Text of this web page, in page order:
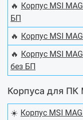
🔥 Корпус MSI
БП
🔥 Корпус MSI
🔥 Корпус MSI
без БП
Корпуса для ПК
☀️ Корпус MSI